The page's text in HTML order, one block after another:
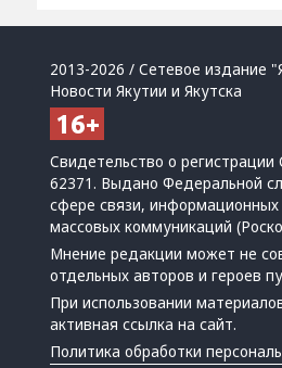
2013-2026 / Сетевое издание
Новости Якутии и Якутска
Свидетельство о
62371. Выдано Федеральной
сфере связи, информационных
массовых коммуникаций
Мнение редакции может не
отдельных авторов и героев
При использовании
активная ссылка на сайт.
Политика обработки